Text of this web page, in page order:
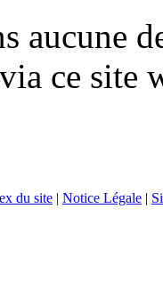
aucune
ce site
du site | Notice Légale |